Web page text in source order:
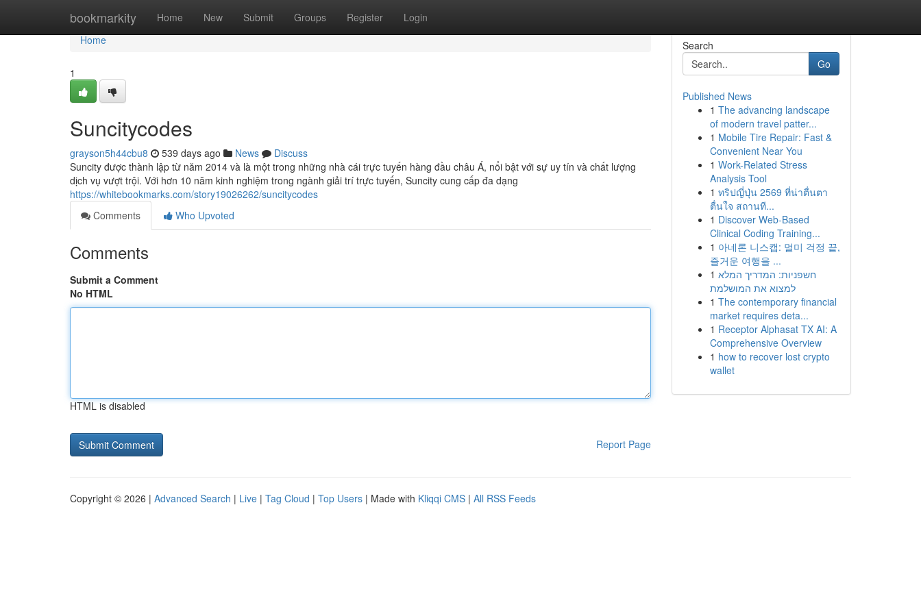
bookmarkity Home New Submit Groups Register Login
Home
Home
1
Suncitycodes
grayson5h44cbu8 539 days ago News
Discuss
Suncity được thành lập từ năm 2014 và là một trong những nhà cái trực tuyến hàng đầu châu Á, nổi bật với sự uy tín và chất lượng
dịch vụ vượt trội. Với hơn 10 năm kinh nghiệm trong ngành giải trí trực tuyến, Suncity cung cấp đa dạng
https://whitebookmarks.com/story19026262/suncitycodes
Comments
Who Upvoted
Comments
Submit a Comment
No HTML
HTML is disabled
Report Page
Search
Go
Published News
1 The advancing landscape
of modern travel patter...
1 Mobile Tire Repair: Fast &
Convenient Near You
1 Work-Related Stress
Analysis Tool
1 ทริปญี่ปุ่น 2569 ที่น่าตื่นตา
ตื่นใจ สถานที...
1 Discover Web-Based
Clinical Coding Training...
1 아네론 니스캡: 멀미 걱정 끝,
즐거운 여행을 ...
1 חשפניות: המדריך המלא
למצוא את המושלמת
1 The contemporary financial
market requires deta...
1 Receptor Alphasat TX AI: A
Comprehensive Overview
1 how to recover lost crypto
wallet
Copyright © 2026 | Advanced Search | Live | Tag Cloud | Top Users | Made with Kliqqi CMS | All RSS Feeds